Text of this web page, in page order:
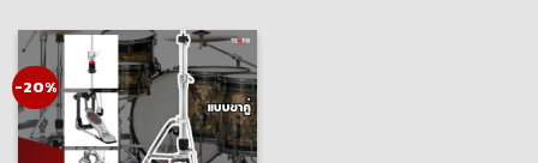
-20%